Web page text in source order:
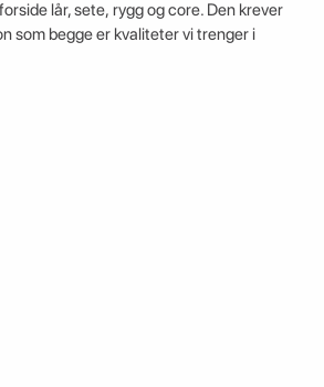
lår, sete, rygg og core. Den krever
som begge er kvaliteter vi trenger i